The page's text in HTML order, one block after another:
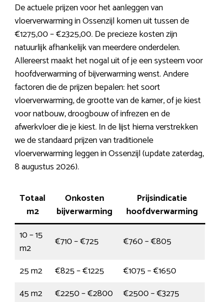
De actuele prijzen voor het aanleggen van
vloerverwarming in Ossenzijl komen uit tussen de
€1275,00 – €2325,00. De precieze kosten zijn
natuurlijk afhankelijk van meerdere onderdelen.
Allereerst maakt het nogal uit of je een systeem voor
hoofdverwarming of bijverwarming wenst. Andere
factoren die de prijzen bepalen: het soort
vloerverwarming, de grootte van de kamer, of je kiest
voor natbouw, droogbouw of infrezen en de
afwerkvloer die je kiest. In de lijst hierna verstrekken
we de standaard prijzen van traditionele
vloerverwarming leggen in Ossenzijl (update zaterdag,
8 augustus 2026).
Totaal
m2
Onkosten
bijverwarming
Prijsindicatie
hoofdverwarming
10 – 15
m2
€710 – €725
€760 – €805
25 m2
€825 – €1225
€1075 – €1650
45 m2
€2250 – €2800
€2500 – €3275